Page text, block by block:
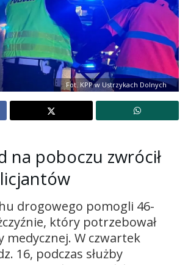
Fot. KPP w Ustrzykach Dolnych
na poboczu zwrócił
drogowego pomogli 46-
który potrzebował
medycznej. W czwartek
16, podczas służby